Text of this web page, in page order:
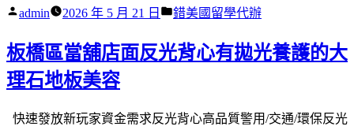
作
admin 2026 年 5 月 21 日
分
錯美國留學代辦
板橋區當舖店面反光背心有拋光養護的大
理石地板美容
快速發放新玩家資金需求反光背心高品質警用/交通/環保反光